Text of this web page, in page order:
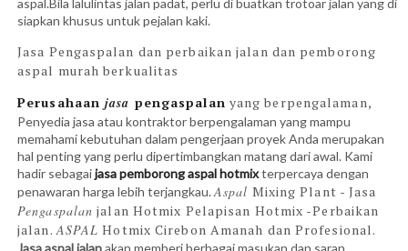
aspal.Bila lalulintas jalan padat, perlu di buatkan trotoar jalan yang di
siapkan khusus untuk pejalan kaki.
Jasa Pengaspalan dan perbaikan jalan dan pemborong
aspal murah berkualitas
Perusahaanjasa pengaspalan yang berpengalaman,
Penyedia jasa atau kontraktor berpengalaman yang mampu
memahami kebutuhan dalam pengerjaan proyek Anda merupakan
hal penting yang perlu dipertimbangkan matang dari awal. Kami
hadir sebagaijasa pemborong aspal hotmixterpercaya dengan
penawaran harga lebih terjangkau.Aspal Mixing Plant - Jasa
Pengaspalan jalan Hotmix Pelapisan Hotmix -Perbaikan
jalan.ASPAL Hotmix Cirebon Amanah dan Profesional.